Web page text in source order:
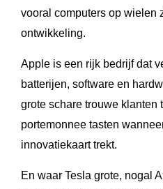
vooral computers op wielen
ontwikkeling.
Apple is een rijk bedrijf dat
batterijen, software en
grote schare trouwe klanten
portemonnee tasten
innovatiekaart trekt.
En waar Tesla grote, nogal